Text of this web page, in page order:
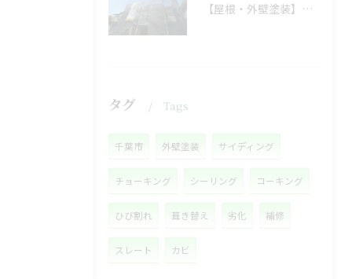
【屋根・外壁塗装】着工しました❗️
タグ Tags
千葉市 外壁塗装 サイディング
チョーキング シーリング コーキング
ひび割れ 葺き替え 劣化 補修
スレート カビ